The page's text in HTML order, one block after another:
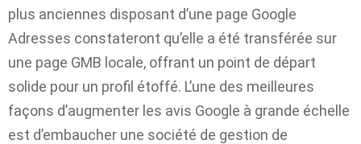
plus anciennes disposant d’une page Google
Adresses constateront qu’elle a été transférée sur
une page GMB locale, offrant un point de départ
solide pour un profil étoffé. L’une des meilleures
façons d’augmenter les avis Google à grande échelle
est d’embaucher une société de gestion de